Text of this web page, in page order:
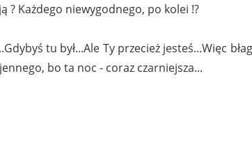
? Każdego niewygodnego, po kolei !?
tu był...Ale Ty przecież jesteś...Więc
bo ta noc - coraz czarniejsza...